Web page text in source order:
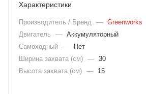
Характеристики
Производитель / Бренд — Greenworks
Двигатель
— Аккумуляторный
Самоходный —
Нет
Ширина захвата (см) — 30
Высота захвата (см) — 15